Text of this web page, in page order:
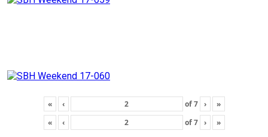
« ‹ of7 ›
»
«
‹ of7 › »